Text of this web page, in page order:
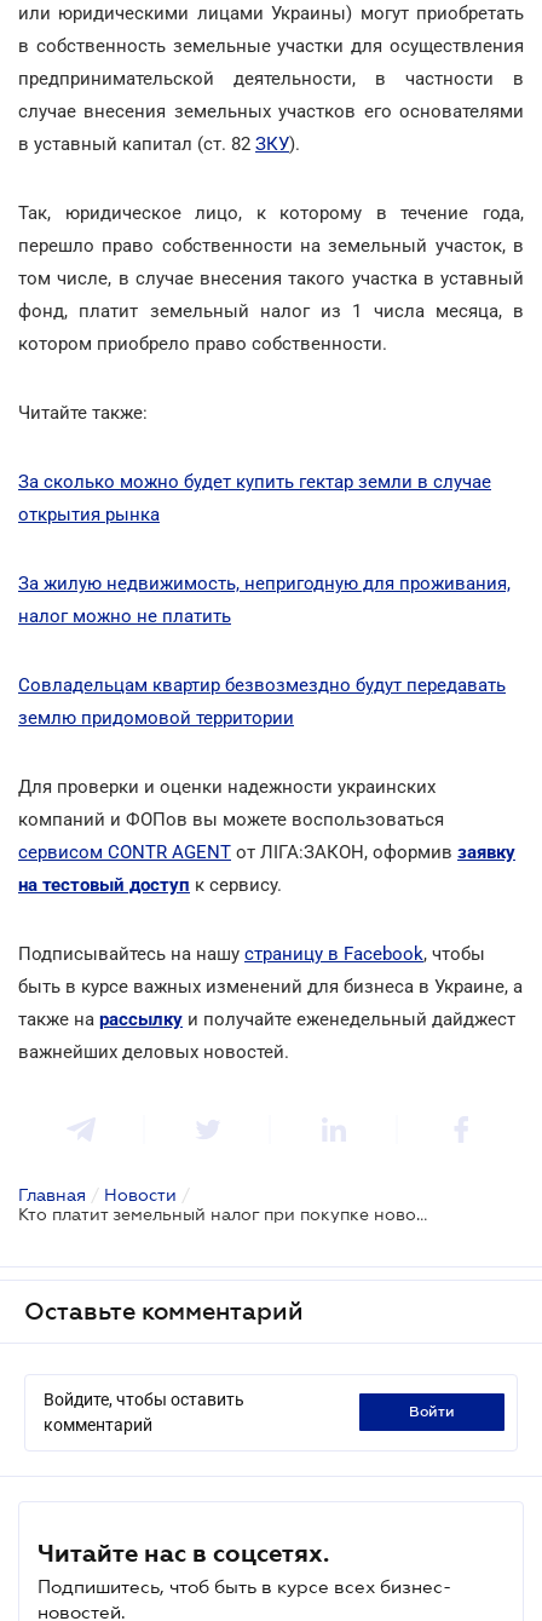
или юридическими лицами Украины) могут приобретать
в собственность земельные участки для осуществления
предпринимательской деятельности, в частности в
случае внесения земельных участков его основателями
в уставный капитал (ст. 82 ЗКУ).
Так, юридическое лицо, к которому в течение года,
перешло право собственности на земельный участок, в
том числе, в случае внесения такого участка в уставный
фонд, платит земельный налог из 1 числа месяца, в
котором приобрело право собственности.
Читайте также:
За сколько можно будет купить гектар земли в случае
открытия рынка
За жилую недвижимость, непригодную для проживания,
налог можно не платить
Совладельцам квартир безвозмездно будут передавать
землю придомовой территории
Для проверки и оценки надежности украинских
компаний и ФОПов вы можете воспользоваться
сервисом CONTR AGENT от ЛІГА:ЗАКОН, оформив заявку
на тестовый доступ к сервису.
Подписывайтесь на нашу страницу в Facebook, чтобы
быть в курсе важных изменений для бизнеса в Украине, а
также на рассылку и получайте еженедельный дайджест
важнейших деловых новостей.
Главная / Новости /
Кто платит земельный налог при покупке нового участка
Оставьте комментарий
Войдите, чтобы оставить
комментарий
войти
Читайте нас в соцсетях.
Подпишитесь, чтоб быть в курсе всех бизнес-
новостей.